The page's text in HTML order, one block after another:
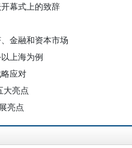
幕式上的致辞
金融和资本市场
上海为例
应对
大亮点
亮点